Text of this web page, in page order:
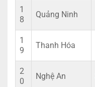
1
8
Quảng Ninh
1
9
Thanh Hóa
2
0
Nghệ An